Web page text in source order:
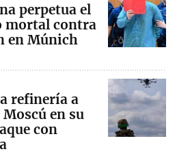
perpetua el
mortal contra
en Múnich
refinería a
en su
con